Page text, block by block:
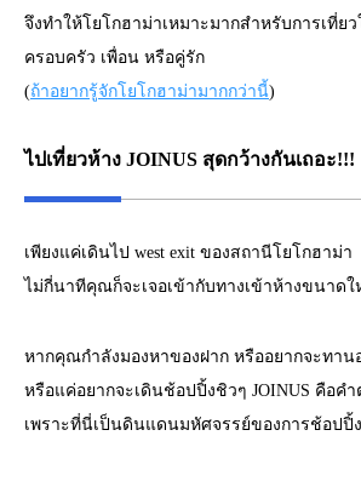
จึงทำให้โยโกฮาม่าเหมาะมากสำหรับการเที่ย
ครอบครัว เพื่อน หรือคู่รัก
(ถ้าอยากรู้จักโยโกฮาม่ามากกว่านี้)
ไปเที่ยวห้าง JOINUS สุดกว้างกันเถอะ!!!
เพียงแค่เดินไป west exit ของสถานีโยโกฮาม่า
ไม่กี่นาทีคุณก็จะเจอเข้ากับทางเข้าห้างขนาด
หากคุณกำลังมองหาของฝาก หรืออยากจะทาน
หรือแค่อยากจะเดินช้อปปิ้งชิวๆ JOINUS คือค
เพราะที่นี่เป็นดินแดนมหัศจรรย์ของการช้อปปิ้